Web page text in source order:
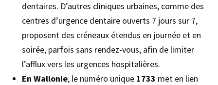
dentaires. D’autres cliniques urbaines, comme des
centres d’urgence dentaire ouverts 7 jours sur 7,
proposent des créneaux étendus en journée et en
soirée, parfois sans rendez-vous, afin de limiter
l’afflux vers les urgences hospitalières.
En Wallonie, le numéro unique 1733 met en lien